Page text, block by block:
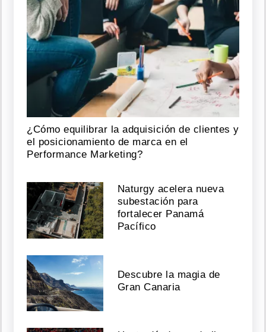
¿Cómo equilibrar la adquisición de clientes y
el posicionamiento de marca en el
Performance Marketing?
Naturgy acelera nueva
subestación para
fortalecer Panamá
Pacífico
Descubre la magia de
Gran Canaria